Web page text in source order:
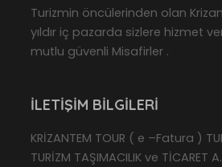
Turizmin öncülerinden olan
yıldır iç pazarda sizlere hizmet
mutlu güvenli Misafirler .
İLETIŞIM BILGILERI
KRİZANTEM TOUR ( e –Fatura )
TURİZM TAŞIMACILIK ve TİCARET